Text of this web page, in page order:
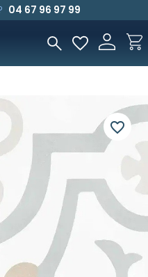
04 67 96 97 99
favorite_border